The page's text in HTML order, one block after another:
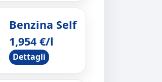
Benzina Self
1,954 €/l
Dettagli